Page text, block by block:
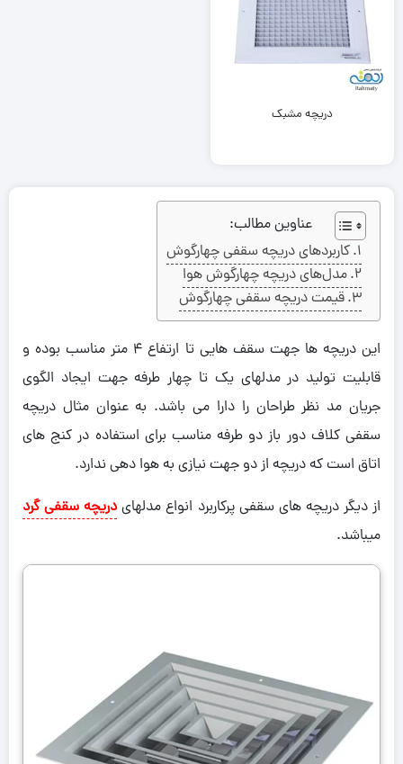
دریچه مشبک
عناوین مطالب:
کاربردهای دریچه سقفی چهارگوش
مدل‌های دریچه چهارگوش هوا
قیمت دریچه سقفی چهارگوش
این دریچه ها جهت سقف هایی تا ارتفاع 4 متر مناسب بوده و
قابلیت تولید در مدلهای یک تا چهار طرفه جهت ایجاد الگوی
جریان مد نظر طراحان را دارا می باشد. به عنوان مثال دریچه
سقفی کلاف دور باز دو طرفه مناسب برای استفاده در کنج های
اتاق است که دریچه از دو جهت نیازی به هوا دهی ندارد.
از دیگر دریچه های سقفی پرکاربرد انواع مدلهایدریچه سقفی گرد
میباشد.